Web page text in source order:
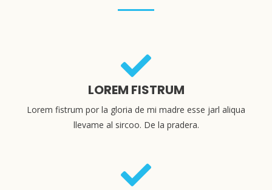
LOREM FISTRUM
Lorem fistrum por la gloria de mi madre esse jarl aliqua
llevame al sircoo. De la pradera.